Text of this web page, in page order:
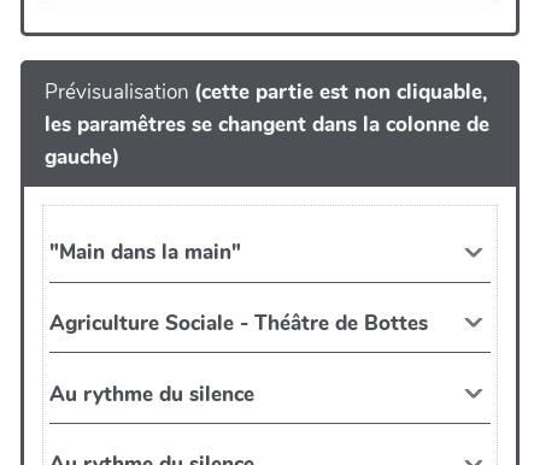
Prévisualisation (cette partie est non cliquable,
les paramêtres se changent dans la colonne de
gauche)